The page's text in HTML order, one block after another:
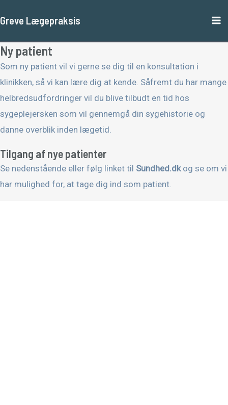
til
Greve Lægepraksis
Ny patient
Som ny patient vil vi gerne se dig til en konsultation i
klinikken, så vi kan lære dig at kende. Såfremt du har mange
helbredsudfordringer vil du blive tilbudt en tid hos
sygeplejersken som vil gennemgå din sygehistorie og
danne overblik inden lægetid.
Tilgang af nye patienter
Se nedenstående eller følg linket til Sundhed.dkog se om vi
har mulighed for, at tage dig ind som patient.